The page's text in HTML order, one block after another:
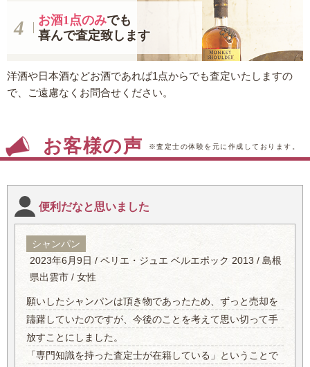
お酒1点のみでも
喜んで査定致します
洋酒や日本酒などお酒であれば1点からでも査定いたしますの
で、ご遠慮なくお問合せください。
お客様の声 ※査定士の体験を元に作成しております。
便利だなと思いました
シャンパン
2023年6月9日 / ペリエ・ジュエ ベルエポック 2013 / 島根
県出雲市 / 女性
願いしたシャンパンは頂き物であったため、ずっと売却を
躊躇していたのですが、今後のことを考えて思い切って手
放すことにしました。
「専門知識を持った査定士が在籍している」ということで